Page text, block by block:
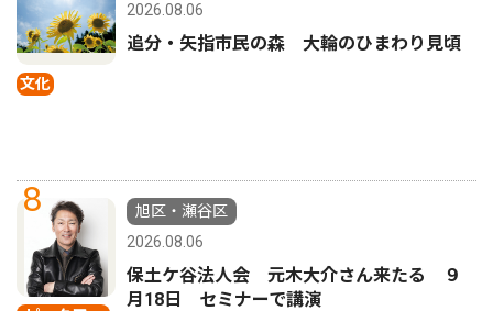
文化
2026.08.06
追分・矢指市民の森 大輪のひまわり見頃
8
旭区・瀬谷区
2026.08.06
保土ケ谷法人会 元木大介さん来たる ９
月18日 セミナーで講演